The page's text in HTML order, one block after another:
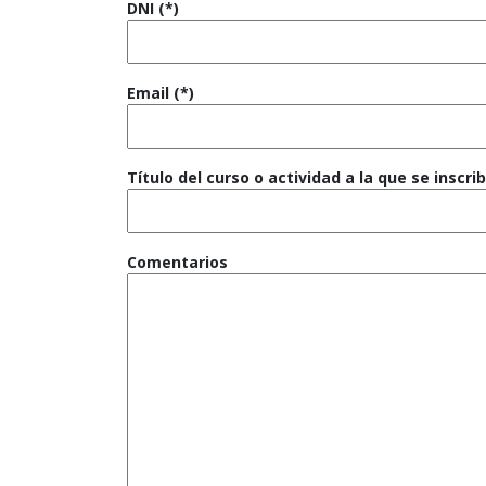
DNI (*)
Email (*)
Título del curso o actividad a la que se
Comentarios